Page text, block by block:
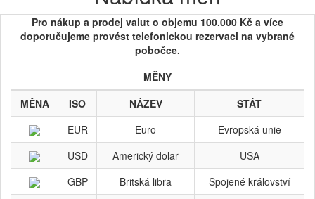
Pro nákup a prodej valut o objemu 100.000 Kč a více
doporučujeme provést telefonickou rezervaci na vybrané
pobočce.
MĚNY
MĚNA
ISO NÁZEV
STÁT
EUR
Euro
Evropská unie
USD
Americký dolar
USA
GBP
Britská libra
Spojené království